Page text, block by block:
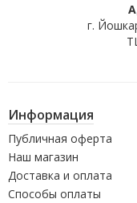
г.
Информация
Публичная оферта
Наш магазин
Доставка и оплата
Способы оплаты